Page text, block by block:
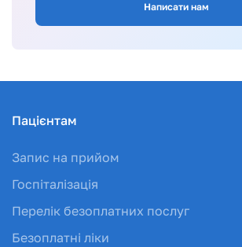
Написати нам
Пацієнтам
Запис на прийом
Госпіталізація
Перелік безоплатних послуг
Безоплатні ліки